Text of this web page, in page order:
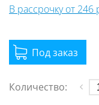
В рассрочку от 246
Количество: